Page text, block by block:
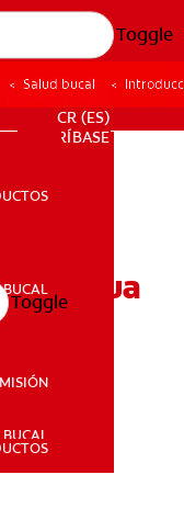
Toggle
SALUD BUCAL
CR (ES)
SUSCRÍBASE
BUCAL
MISIÓN
Toggle
Salud bucal
lengua
y